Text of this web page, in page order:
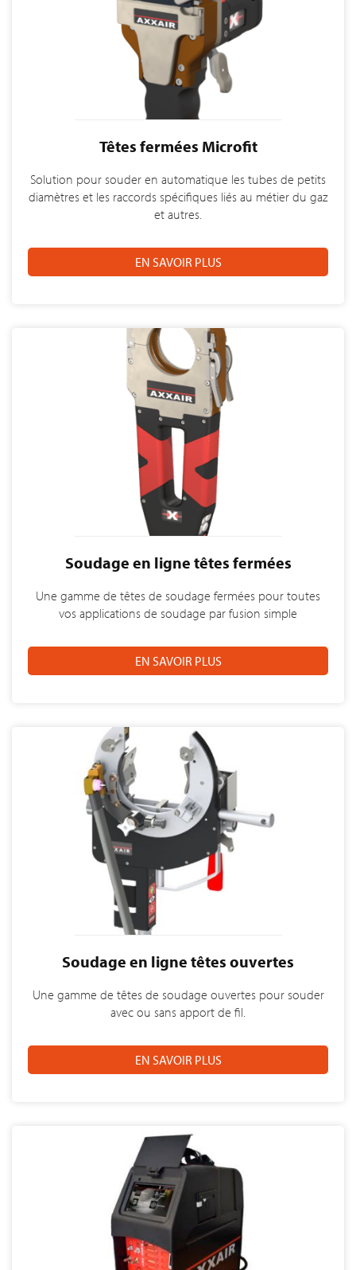
Têtes fermées Microfit
Solution pour souder en automatique les tubes de petits
diamètres et les raccords spécifiques liés au métier du gaz
et autres.
EN SAVOIR PLUS
Soudage en ligne têtes fermées
Une gamme de têtes de soudage fermées pour toutes
vos applications de soudage par fusion simple
EN SAVOIR PLUS
Soudage en ligne têtes ouvertes
Une gamme de têtes de soudage ouvertes pour souder
avec ou sans apport de fil.
EN SAVOIR PLUS